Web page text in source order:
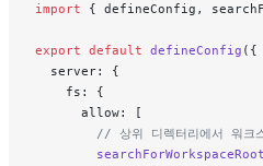
import { defineConfig,
export default defineConfig ({
  server: {
    fs: {
      allow: [
// 상위 디렉터리에서 워크
        searchForWorkspaceRoot